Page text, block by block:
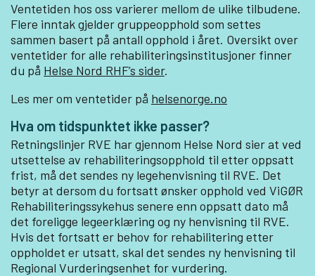
Ventetiden hos oss varierer mellom de ulike tilbudene.
Flere inntak gjelder gruppeopphold som settes
sammen basert på antall opphold i året. Oversikt over
ventetider for alle rehabiliteringsinstitusjoner finner
du på Helse Nord RHF’s sider.
Les mer om ventetider på helsenorge.no
Hva om tidspunktet ikke passer?
Retningslinjer RVE har gjennom Helse Nord sier at ved
utsettelse av rehabiliteringsopphold til etter oppsatt
frist, må det sendes ny legehenvisning til RVE. Det
betyr at dersom du fortsatt ønsker opphold ved ViGØR
Rehabiliteringssykehus senere enn oppsatt dato må
det foreligge legeerklæring og ny henvisning til RVE.
Hvis det fortsatt er behov for rehabilitering etter
oppholdet er utsatt, skal det sendes ny henvisning til
Regional Vurderingsenhet for vurdering.